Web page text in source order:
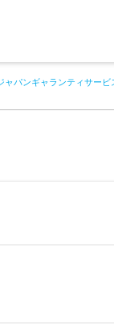
ャパンギャランティサービ